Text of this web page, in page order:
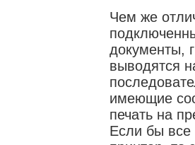
Чем же
документы,
выводятся
имеющие
печать на
Если бы все